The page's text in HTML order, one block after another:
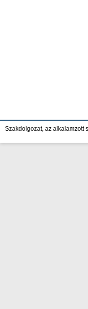
Szakdolgozat, az alkalamzott